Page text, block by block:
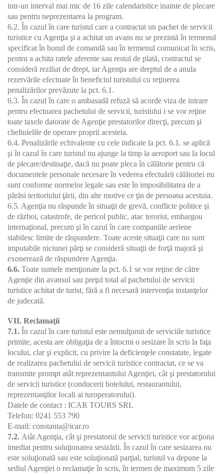
intr-un interval mai mic de 16 zile calendaristice inainte de plecare
sau pentru neprezentarea la program.
6.2. În cazul în care turistul care a contractat un pachet de servicii
turistice cu Agenţia şi a achitat un avans nu se prezintă în termenul
specificat în bonul de comandă sau în termenul comunicat în scris,
pentru a achita ratele aferente sau restul de plată, contractul se
consideră reziliat de drept, iar Agenţia are dreptul de a anula
rezervările efectuate în beneficiul turistului cu reţinerea
penalizărilor prevăzute la pct. 6.1.
6.3. În cazul în care o ambasadă refuză să acorde viza de intrare
pentru efectuarea pachetului de servicii, turistului i se vor reţine
toate taxele datorate de Agenţie prestatorilor direcţi, precum şi
cheltuielile de operare proprii acesteia.
6.4. Penalizările echivalente cu cele indicate la pct. 6.1. se aplică
şi în cazul în care turistul nu ajunge la timp la aeroport sau la locul
de plecare/destinaţie, dacă nu poate pleca în călătorie pentru că
documentele personale necesare în vederea efectuării călătoriei nu
sunt conforme normelor legale sau este în imposibilitatea de a
părăsi teritoriului ţării, din alte motive ce ţin de persoana acestuia.
6.5. Agenţia nu răspunde în situaţii de grevă, conflicte politice şi
de război, catastrofe, de pericol public, atac terorist, embargou
internaţional, precum şi în cazul în care companiile aeriene
stabilesc limite de răspundere. Toate aceste situaţii care nu sunt
imputabile niciunei părţi se consideră situaţii de forţă majoră şi
exonerează de răspundere Agenţia.
6.6. Toate sumele menţionate la pct. 6.1 se vor reţine de către
Agenţie din avansul sau preţul total al pachetului de servicii
turistice achitat de turist, fără a fi necesară intervenţia instanţelor
de judecată.
VII. Reclamaţii
7.1. În cazul în care turistul este nemulţumit de serviciile turistice
primite, acesta are obligaţia de a întocmi o sesizare în scris la faţa
locului, clar şi explicit, cu privire la deficienţele constatate, legate
de realizarea pachetului de servicii turistice contractat, ce se va
transmite prompt atât reprezentantului Agenţiei, cât şi prestatorului
de servicii turistice (conducerii hotelului, restaurantului,
reprezentanţilor locali ai turoperatorului).
Datele de contact : ICAR TOURS SRL
Telefon: 0241 553 790
E-mail: constanta@icar.ro
7.2. Atât Agenţia, cât şi prestatorul de servicii turistice vor acţiona
imediat pentru soluţionarea sesizării. În cazul în care sesizarea nu
este soluţionată sau este soluţionată parţial, turistul va depune la
sediul Agenţiei o reclamaţie în scris, în termen de maximum 5 zile